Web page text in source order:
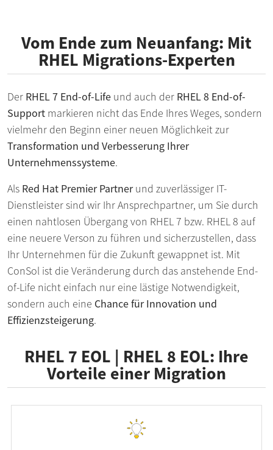
Vom Ende zum Neuanfang: Mit
RHEL Migrations-Experten
Der RHEL 7 End-of-Life und auch der RHEL 8 End-of-
Support markieren nicht das Ende Ihres Weges, sondern
vielmehr den Beginn einer neuen Möglichkeit zur
Transformation und Verbesserung Ihrer
Unternehmenssysteme.
Als Red Hat Premier Partnerund zuverlässiger IT-
Dienstleister sind wir Ihr Ansprechpartner, um Sie durch
einen nahtlosen Übergang von RHEL 7 bzw. RHEL 8 auf
eine neuere Verson zu führen und sicherzustellen, dass
Ihr Unternehmen für die Zukunft gewappnet ist. Mit
ConSol ist die Veränderung durch das anstehende End-
of-Life nicht einfach nur eine lästige Notwendigkeit,
sondern auch eine Chance für Innovation und
Effizienzsteigerung.
RHEL 7 EOL | RHEL 8 EOL: Ihre
Vorteile einer Migration